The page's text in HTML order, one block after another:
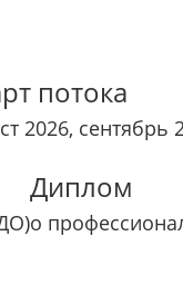
потока
2026, сентябрь
Диплом
о